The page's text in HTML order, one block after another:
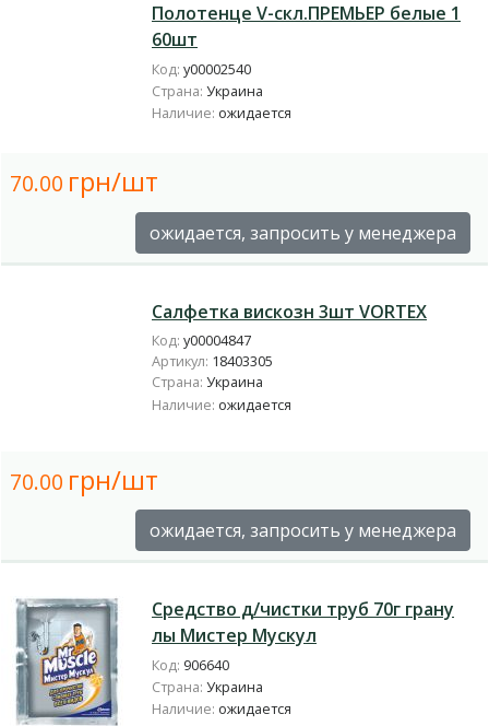
Полотенце V-скл.ПРЕМЬЕР белые 1
60шт
Код: у00002540
Страна: Украина
Наличие: ожидается
70.00 грн/шт
ожидается, запросить у менеджера
Салфетка вискозн 3шт VORTEX
Код: у00004847
Артикул: 18403305
Страна: Украина
Наличие: ожидается
70.00 грн/шт
ожидается, запросить у менеджера
Средство д/чистки труб 70г грану
лы Мистер Мускул
Код: 906640
Страна: Украина
Наличие: ожидается